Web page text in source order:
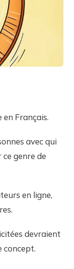
en Français.
avec qui
genre de
en ligne,
devraient
concept.